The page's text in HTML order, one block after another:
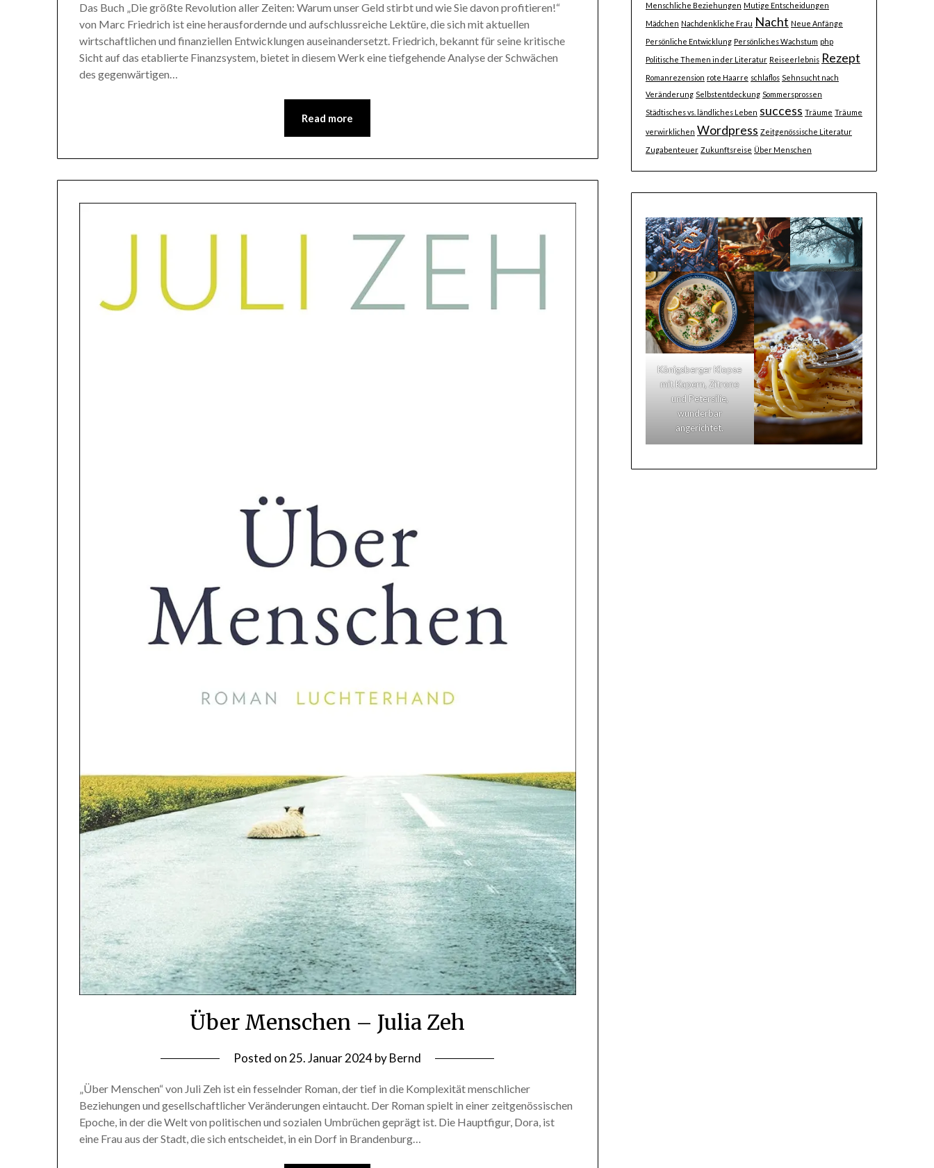
Das Buch „Die größte Revolution aller Zeiten: Warum unser Geld stirbt und wie Sie davon profitieren!“
von Marc Friedrich ist eine herausfordernde und aufschlussreiche Lektüre, die sich mit aktuellen
wirtschaftlichen und finanziellen Entwicklungen auseinandersetzt. Friedrich, bekannt für seine kritische
Sicht auf das etablierte Finanzsystem, bietet in diesem Werk eine tiefgehende Analyse der Schwächen
des gegenwärtigen…
Read more
Über Menschen – Julia Zeh
Posted on 25. Januar 2024byBernd
„Über Menschen“ von Juli Zeh ist ein fesselnder Roman, der tief in die Komplexität menschlicher
Beziehungen und gesellschaftlicher Veränderungen eintaucht. Der Roman spielt in einer zeitgenössischen
Epoche, in der die Welt von politischen und sozialen Umbrüchen geprägt ist. Die Hauptfigur, Dora, ist
eine Frau aus der Stadt, die sich entscheidet, in ein Dorf in Brandenburg…
Menschliche Beziehungen Mutige Entscheidungen
Mädchen Nachdenkliche Frau Nacht Neue Anfänge
Persönliche Entwicklung Persönliches Wachstum php
Politische Themen in der Literatur Reiseerlebnis Rezept
Romanrezension rote Haarre schlaflos Sehnsucht nach
Veränderung Selbstentdeckung Sommersprossen
Städtisches vs. ländliches Leben success Träume Träume
verwirklichen Wordpress Zeitgenössische Literatur
Zugabenteuer Zukunftsreise Über Menschen
Königsberger Klopse
mit Kapern, Zitrone
und Petersilie,
wunderbar
angerichtet.